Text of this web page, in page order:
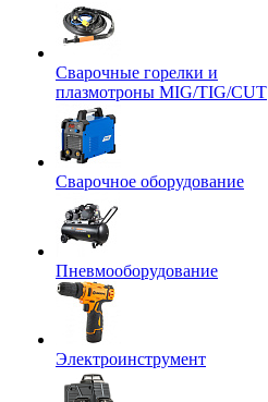
Сварочные горелки и
плазмотроны MIG/TIG/CUT
Сварочное оборудование
Пневмооборудование
Электроинструмент